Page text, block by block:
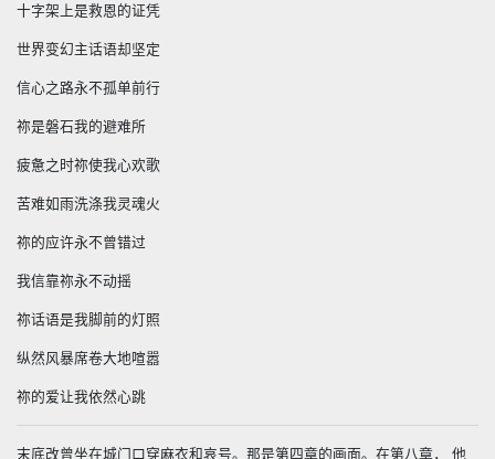
十字架上是救恩的证凭
世界变幻主话语却坚定
信心之路永不孤单前行
祢是磐石我的避难所
疲惫之时祢使我心欢歌
苦难如雨洗涤我灵魂火
祢的应许永不曾错过
我信靠祢永不动摇
祢话语是我脚前的灯照
纵然风暴席卷大地喧嚣
祢的爱让我依然心跳
末底改曾坐在城门口穿麻衣和哀号。那是第四章的画面。在第八章， 他